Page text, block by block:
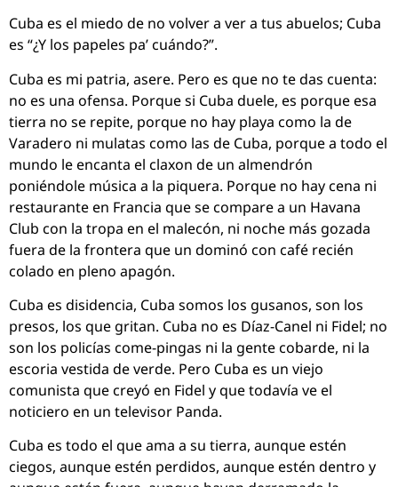
Cuba es el miedo de no volver a ver a tus abuelos; Cuba
es “¿Y los papeles pa’ cuándo?”.
Cuba es mi patria, asere. Pero es que no te das cuenta:
no es una ofensa. Porque si Cuba duele, es porque esa
tierra no se repite, porque no hay playa como la de
Varadero ni mulatas como las de Cuba, porque a todo el
mundo le encanta el claxon de un almendrón
poniéndole música a la piquera. Porque no hay cena ni
restaurante en Francia que se compare a un Havana
Club con la tropa en el malecón, ni noche más gozada
fuera de la frontera que un dominó con café recién
colado en pleno apagón.
Cuba es disidencia, Cuba somos los gusanos, son los
presos, los que gritan. Cuba no es Díaz-Canel ni Fidel; no
son los policías come-pingas ni la gente cobarde, ni la
escoria vestida de verde. Pero Cuba es un viejo
comunista que creyó en Fidel y que todavía ve el
noticiero en un televisor Panda.
Cuba es todo el que ama a su tierra, aunque estén
ciegos, aunque estén perdidos, aunque estén dentro y